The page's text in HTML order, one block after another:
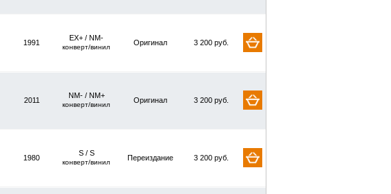
1991
EX+ / NM-
конверт/винил
Оригинал 3 200 руб.
2011
NM- / NM+
конверт/винил
Оригинал 3 200 руб.
1980
S / S
конверт/винил
Переиздание 3 200 руб.